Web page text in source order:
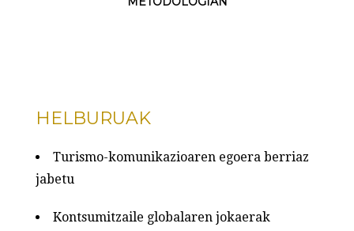
HELBURUAK
Turismo-komunikazioaren egoera berriaz
jabetu
Kontsumitzaile globalaren jokaerak